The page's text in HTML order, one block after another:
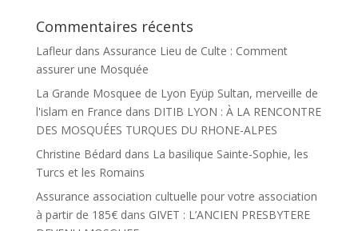
Commentaires récents
Lafleurdans Assurance Lieu de Culte : Comment
assurer une Mosquée
La Grande Mosquee de Lyon Eyüp Sultan, merveille de
l'islam en France dans DITIB LYON : À LA RENCONTRE
DES MOSQUÉES TURQUES DU RHONE-ALPES
Christine Bédard dans La basilique Sainte-Sophie, les
Turcs et les Romains
Assurance association cultuelle pour votre association
à partir de 185€dans GIVET : L’ANCIEN PRESBYTERE